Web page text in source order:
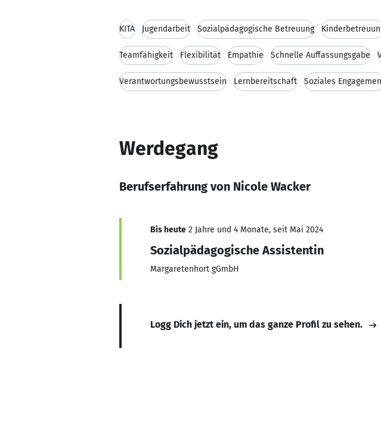
KITA Jugendarbeit Sozialpädagogische Betreuung
Teamfähigkeit Flexibilität Empathie Schnelle Auffassungsgabe
Verantwortungsbewusstsein Lernbereitschaft Soziales
Werdegang
Berufserfahrung von Nicole Wacker
Bis heute 2 Jahre und 4 Monate, seit Mai 2024
Sozialpädagogische Assistentin
Margaretenhort gGmbH
Logg Dich jetzt ein, um das ganze Profil zu sehen.